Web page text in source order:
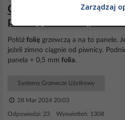
Czy można
podłogowe od spodu
Połóż folię grzewczą a na to panele.
jeżeli zimno ciągnie od piwnicy.
panela + 0,5 mm folia.
Systemy Grzewcze Użytkowy
28 Mar 2024 20:03
Odpowiedzi: 23 Wyświetleń: 1308
Zarządzaj